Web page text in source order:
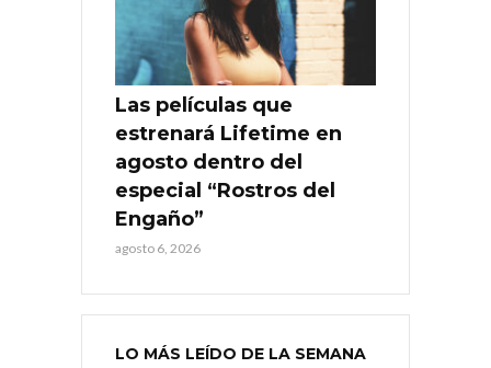
Las películas que
estrenará Lifetime en
agosto dentro del
especial “Rostros del
Engaño”
agosto 6, 2026
LO MÁS LEÍDO DE LA SEMANA